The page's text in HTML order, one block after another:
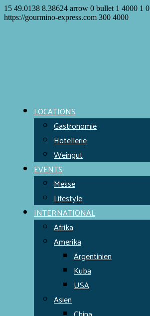
15 49.0138 8.38624 arrow 0 bullet 1 4000 1 0
https://gourmino-express.com 300 4000
LOCATIONS
Gastronomie
Hotellerie
Weingut
EVENTS
Messe
Lifestyle
INTERNATIONAL
Afrika
Amerika
Argentinien
Kuba
USA
Asien